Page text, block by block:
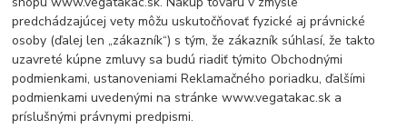
predchádzajúcej vety môžu uskutočňovať fyzické aj právnické
osoby (ďalej len „zákazník“) s tým, že zákazník súhlasí, že takto
uzavreté kúpne zmluvy sa budú riadiť týmito Obchodnými
podmienkami, ustanoveniami Reklamačného poriadku, ďalšími
podmienkami uvedenými na stránke www.vegatakac.sk a
príslušnými právnymi predpismi.